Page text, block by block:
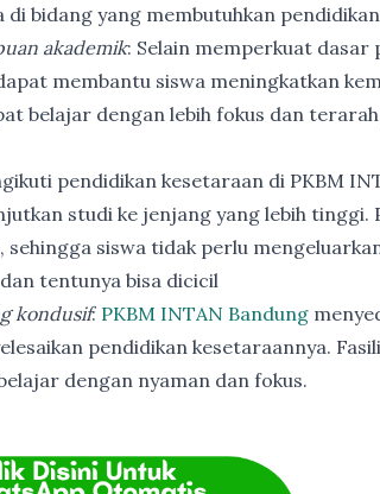
bidang yang membutuhkan
akademik: Selain memperkuat dasar
membantu siswa meningkatkan
belajar dengan lebih fokus dan
pendidikan kesetaraan di PKBM
studi ke jenjang yang lebih
sehingga siswa tidak perlu
tentunya bisa dicicil
kondusif: PKBM INTAN Bandung
pendidikan kesetaraannya.
dengan nyaman dan fokus.